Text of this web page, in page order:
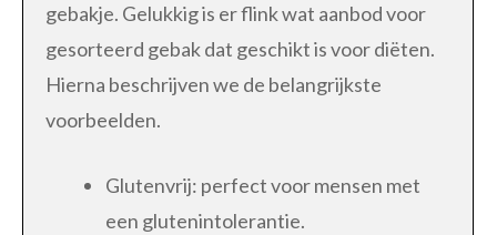
gebakje. Gelukkig is er flink wat aanbod voor
gesorteerd gebak dat geschikt is voor diëten.
Hierna beschrijven we de belangrijkste
voorbeelden.
Glutenvrij: perfect voor mensen met
een glutenintolerantie.